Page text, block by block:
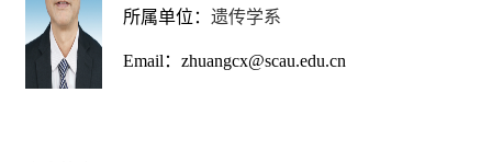
所属单位：遗传学系
Email：zhuangcx@scau.edu.cn